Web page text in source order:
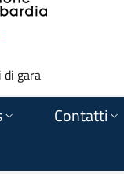
di gara
Contatti